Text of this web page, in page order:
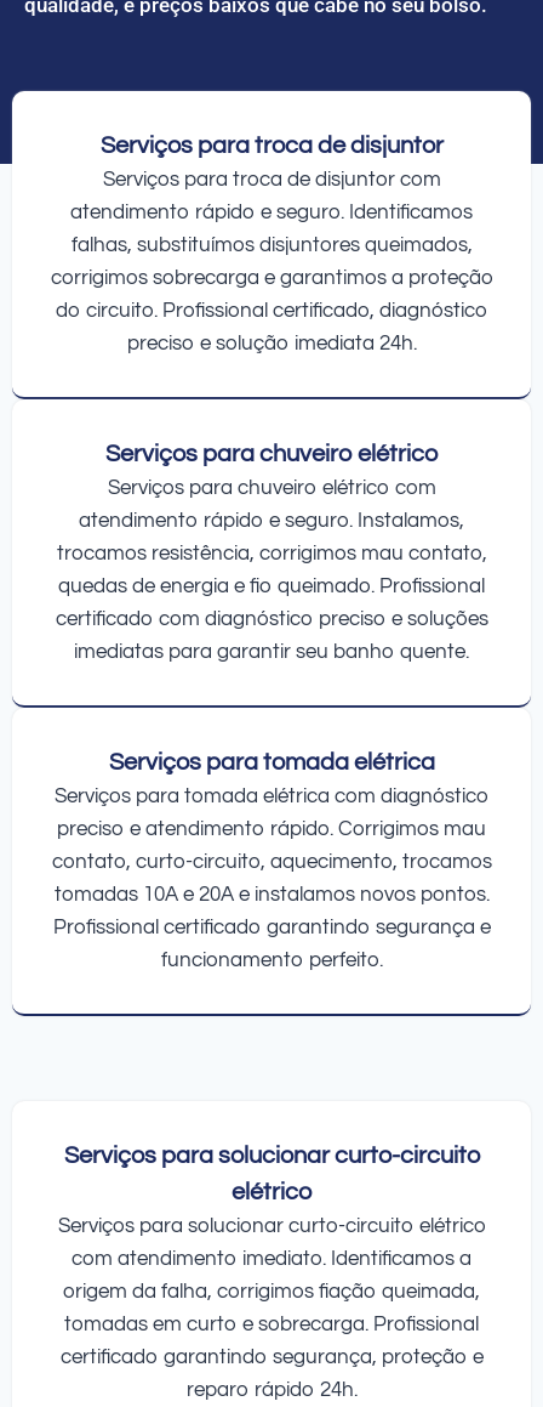
Serviços para troca de disjuntor
Serviços para troca de disjuntor com
atendimento rápido e seguro. Identificamos
falhas, substituímos disjuntores queimados,
corrigimos sobrecarga e garantimos a proteção
do circuito. Profissional certificado, diagnóstico
preciso e solução imediata 24h.
Serviços para chuveiro elétrico
Serviços para chuveiro elétrico com
atendimento rápido e seguro. Instalamos,
trocamos resistência, corrigimos mau contato,
quedas de energia e fio queimado. Profissional
certificado com diagnóstico preciso e soluções
imediatas para garantir seu banho quente.
Serviços para tomada elétrica
Serviços para tomada elétrica com diagnóstico
preciso e atendimento rápido. Corrigimos mau
contato, curto-circuito, aquecimento, trocamos
tomadas 10A e 20A e instalamos novos pontos.
Profissional certificado garantindo segurança e
funcionamento perfeito.
Serviços para solucionar curto-circuito
elétrico
Serviços para solucionar curto-circuito elétrico
com atendimento imediato. Identificamos a
origem da falha, corrigimos fiação queimada,
tomadas em curto e sobrecarga. Profissional
certificado garantindo segurança, proteção e
reparo rápido 24h.